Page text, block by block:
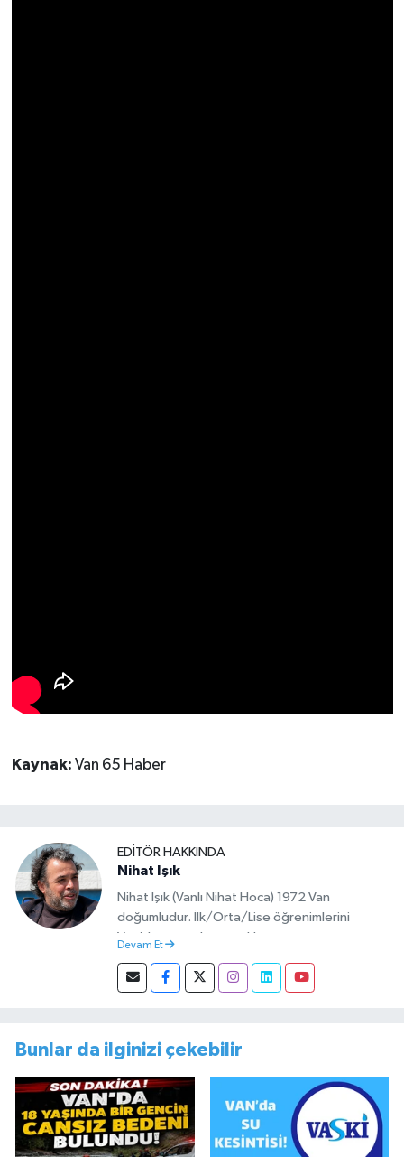
Kaynak: Van 65 Haber
EDITÖR HAKKINDA
Nihat Işık
Nihat Işık (Vanlı Nihat Hoca) 1972 Van
doğumludur. İlk/Orta/Lise öğrenimlerini
Van’da tamamlamıştır. Hacettepe mezunu
başlamıştır. Asteğmen olarak yaptığı vatani
görevi dönüşü Van Sosyal Hizmetler İl
görevini yürütürken istifa edip sosyal medyayı
tercih etmiştir.
Devam Et
Bunlar da ilginizi çekebilir